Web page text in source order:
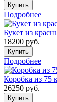
Купить
Подробнее
Букет из
18200 руб.
Купить
Подробнее
Коробка из 75
26250 руб.
Купить